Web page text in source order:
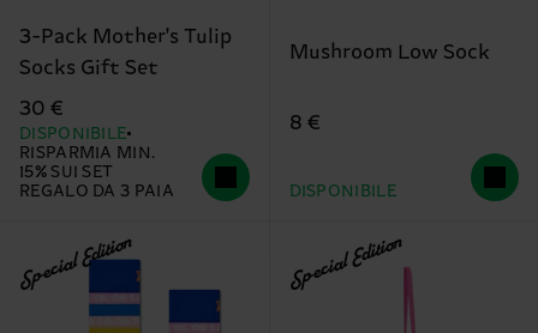
3-Pack Mother's Tulip
Socks Gift Set
30 €
DISPONIBILE
RISPARMIA MIN.
15% SUI SET
REGALO DA 3 PAIA
Mushroom Low Sock
8 €
DISPONIBILE
Special Edition Special Edition